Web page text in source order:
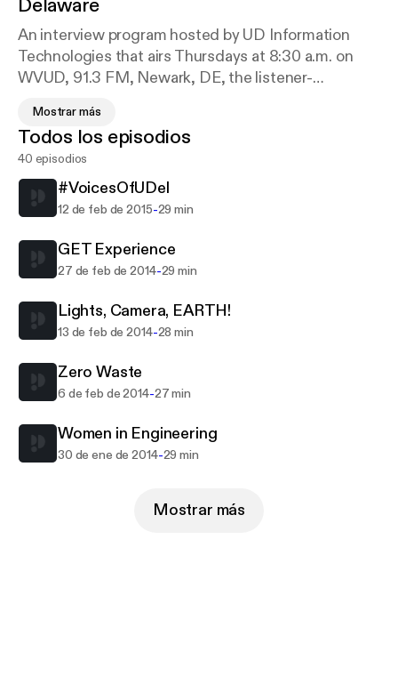
Delaware
An interview program hosted by UD Information
Technologies that airs Thursdays at 8:30 a.m. on
WVUD, 91.3 FM, Newark, DE, the listener-
Featured guests include UD faculty, staff, and
students, talking about their research, teaching,
service projects, and other interests. (Occasional
guests to campus, too!)
Mostrar más
Todos los episodios
40 episodios
#VoicesOfUDel
12 de feb de 2015-29 min
GET Experience
27 de feb de 2014-29 min
Lights, Camera, EARTH!
13 de feb de 2014-28 min
Zero Waste
6 de feb de 2014-27 min
Women in Engineering
30 de ene de 2014-29 min
Mostrar más